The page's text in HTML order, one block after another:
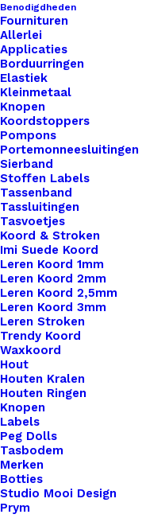
Benodigdheden
Fournituren
Allerlei
Applicaties
Borduurringen
Elastiek
Kleinmetaal
Knopen
Koordstoppers
Pompons
Portemonneesluitingen
Sierband
Stoffen Labels
Tassenband
Tassluitingen
Tasvoetjes
Koord & Stroken
Imi Suede Koord
Leren Koord 1mm
Leren Koord 2mm
Leren Koord 2,5mm
Leren Koord 3mm
Leren Stroken
Trendy Koord
Waxkoord
Hout
Houten Kralen
Houten Ringen
Knopen
Labels
Peg Dolls
Tasbodem
Merken
Botties
Studio Mooi Design
Prym
Knitpro Zing
€ 5,50